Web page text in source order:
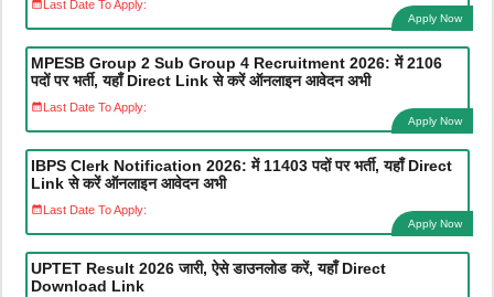
Last Date To Apply:
Apply Now
MPESB Group 2 Sub Group 4 Recruitment 2026: में 2106
पदों पर भर्ती, यहाँ Direct Link से करें ऑनलाइन आवेदन अभी
Last Date To Apply:
Apply Now
IBPS Clerk Notification 2026: में 11403 पदों पर भर्ती, यहाँ Direct
Link से करें ऑनलाइन आवेदन अभी
Last Date To Apply:
Apply Now
UPTET Result 2026 जारी, ऐसे डाउनलोड करें, यहाँ Direct
Download Link